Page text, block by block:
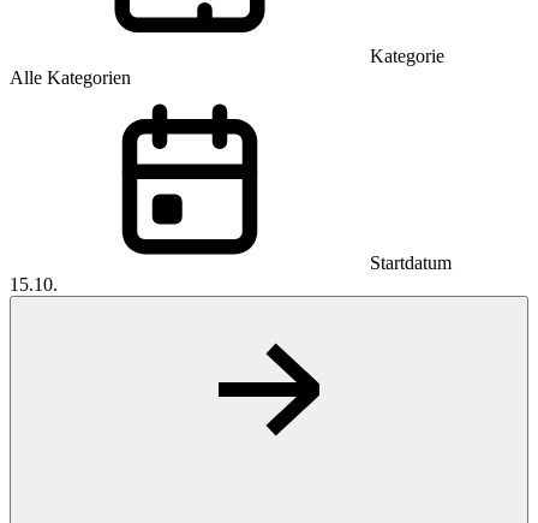
Kategorie
Alle Kategorien
Startdatum
15.10.